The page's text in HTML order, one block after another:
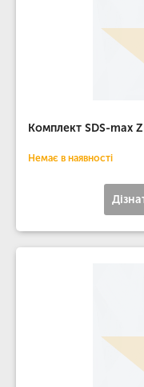
Комплект SDS-max
Немає в наявності